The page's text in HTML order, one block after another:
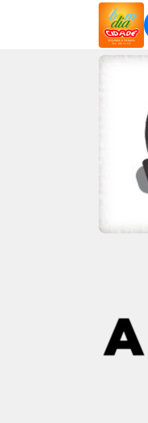
DIA CIDADE com Sem Locutor